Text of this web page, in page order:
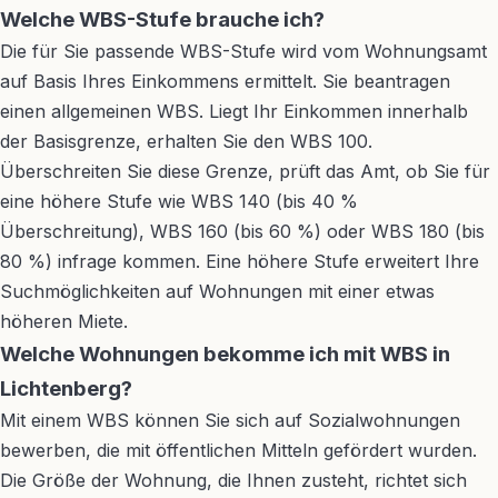
Welche WBS-Stufe brauche ich?
Die für Sie passende WBS-Stufe wird vom Wohnungsamt
auf Basis Ihres Einkommens ermittelt. Sie beantragen
einen allgemeinen WBS. Liegt Ihr Einkommen innerhalb
der Basisgrenze, erhalten Sie den WBS 100.
Überschreiten Sie diese Grenze, prüft das Amt, ob Sie für
eine höhere Stufe wie WBS 140 (bis 40 %
Überschreitung), WBS 160 (bis 60 %) oder WBS 180 (bis
80 %) infrage kommen. Eine höhere Stufe erweitert Ihre
Suchmöglichkeiten auf Wohnungen mit einer etwas
höheren Miete.
Welche Wohnungen bekomme ich mit WBS in
Lichtenberg?
Mit einem WBS können Sie sich auf Sozialwohnungen
bewerben, die mit öffentlichen Mitteln gefördert wurden.
Die Größe der Wohnung, die Ihnen zusteht, richtet sich